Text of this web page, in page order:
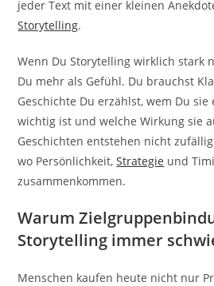
jeder Text mit einer kleinen
Storytelling.
Wenn Du Storytelling wirklich stark
Du mehr als Gefühl. Du brauchst
Geschichte Du erzählst, wem Du
wichtig ist und welche Wirkung sie
Geschichten entstehen nicht
wo Persönlichkeit,Strategie und
zusammenkommen.
Warum
Storytelling immer
Menschen kaufen heute nicht nur